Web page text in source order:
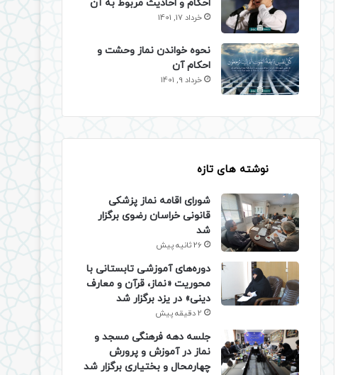
احکام و احادیث مربوط به آن
خرداد 17, 1401
نحوه خواندن نماز وحشت و
احکام آن
خرداد 9, 1401
نوشته های تازه
شورای اقامه نماز پزشکی
قانونی خراسان رضوی برگزار
شد
26 ثانیه پیش
دوره‌های آموزشی تابستانی با
محوریت «نماز، قرآن و معارف
دینی» در یزد برگزار شد
2 دقیقه پیش
جلسه دهه فرهنگی مسجد و
نماز در آموزش و پرورش
چهارمحال و بختیاری برگزار شد